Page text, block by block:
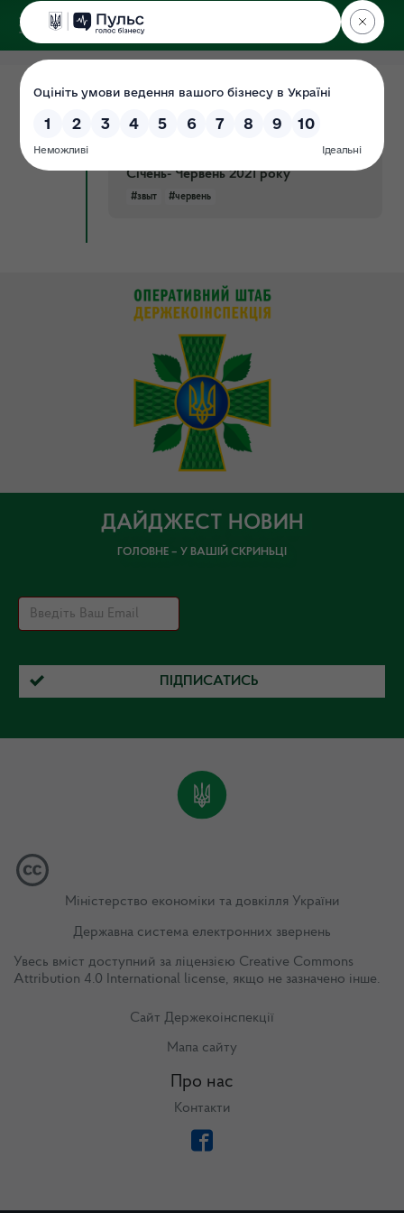
ДЕРЖЕКОІНСПЕКЦІЯ
Поліського округу
28.07.2021
Документ
інформацію у Державній екологічній
Січень- Червень 2021 року
#звыт #червень
ДАЙДЖЕСТ НОВИН
ГОЛОВНЕ – У ВАШІЙ СКРИНЬЦІ
ПІДПИСАТИСЬ
Міністерство економіки та довкілля України
Державна система електронних звернень
Увесь вміст доступний за ліцензією Creative Commons
Attribution 4.0 International license, якщо не зазначено інше.
Сайт Держекоінспекції
Мапа сайту
Про нас
Контакти